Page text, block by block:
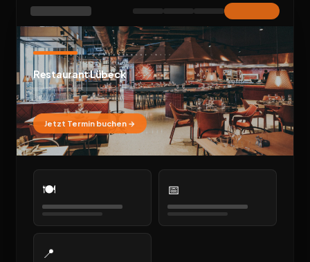
Restaurant Lübeck
Jetzt Termin buchen →
🍽️ 📅
📍